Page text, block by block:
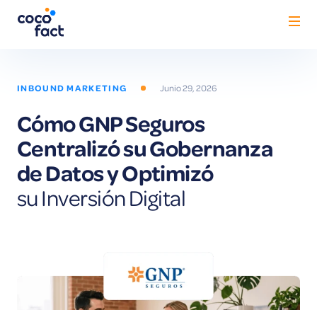
Nosotros
Servicios Show submenu for
Casos de éxito
Contacto
INBOUND MARKETING Junio 29, 2026
Cómo GNP Seguros
Centralizó su Gobernanza
de Datos y Optimizó
su Inversión Digital